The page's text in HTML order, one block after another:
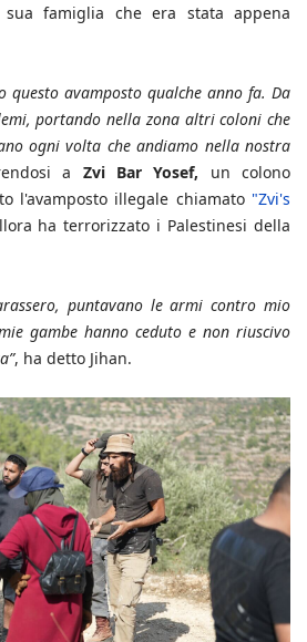
famiglia che era stata appena
questo avamposto qualche anno fa. Da
portando nella zona altri coloni che
ogni volta che andiamo nella nostra
a Zvi Bar Yosef, un colono
l'avamposto illegale chiamato "Zvi's
ha terrorizzato i Palestinesi della
puntavano le armi contro mio
gambe hanno ceduto e non riuscivo
, ha detto Jihan.